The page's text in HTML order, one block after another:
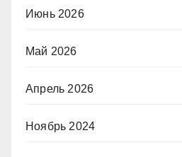
Июнь 2026
Май 2026
Апрель 2026
Ноябрь 2024